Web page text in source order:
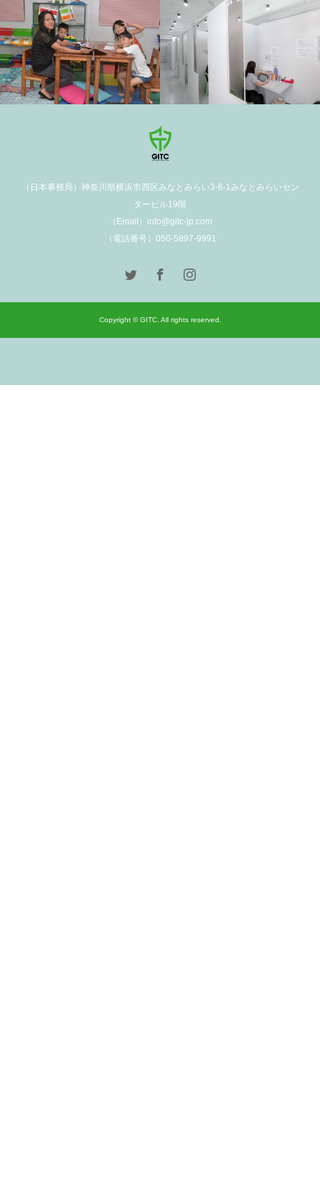
学校施設
（日本事務局）神奈川県横浜市西区みなとみらい3-6-1みなとみらいセン
タービル19階
（Email）info@gitc-jp.com
（電話番号）050-5897-9991
Copyright © GITC. All rights reserved.